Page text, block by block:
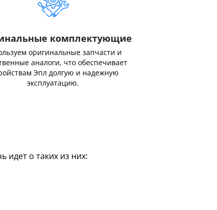
комплектующие
оригинальные запчасти и
аналоги, что обеспечивает
Эпл долгую и надежную
эксплуатацию.
о таких из них: